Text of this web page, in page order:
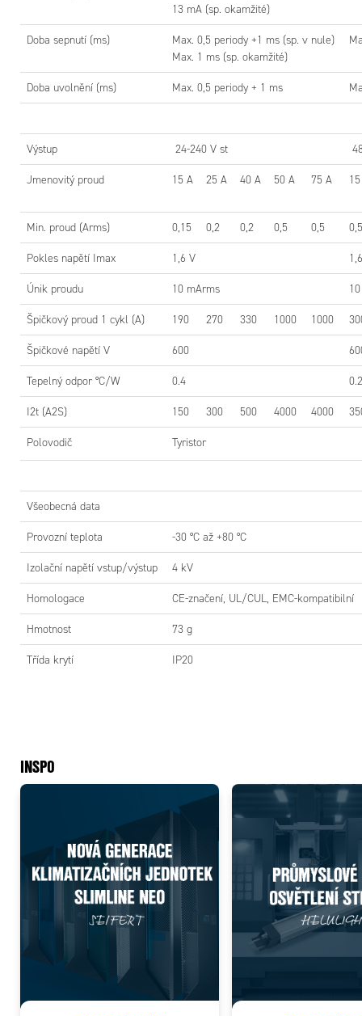
teplota
Izolační
napětí
Hmotnost
Třída krytí
SR1-1215
SR1-1250
SR1-1275
13 mA (sp. okamžité)
Doba sepnutí (ms)
Max. 0,5 periody +1 ms (sp. v nule)
Max. 1 ms (sp. okamžité)
Doba uvolnění (ms) Max. 0,5 periody + 1 ms
Výstup 24-240 V st
Jmenovitý proud 15 A 25 A 40 A 50 A 75 A
Min. proud (Arms) 0,15 0,2 0,2 0,5 0,5 0,5
Pokles napětí Imax 1,6 V
Únik proudu 10 mArms
Špičkový proud 1 cykl (A) 190 270 330 1000 1000
Špičkové napětí V 600
Tepelný odpor °C/W 0.4
I2t (A2S) 150 300 500 4000 4000
Polovodič Tyristor
Všeobecná data
Provozní teplota -30 °C až +80 °C
Izolační napětí vstup/výstup 4 kV
Homologace CE-značení, UL/CUL, EMC-kompatibilní
Hmotnost 73 g
Třída krytí IP20
INSPO